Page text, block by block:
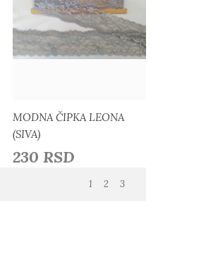
Detaljnije
Dodaj u listu želja
MODNA ČIPKA LEONA
(SIVA)
230 RSD
1 2 3